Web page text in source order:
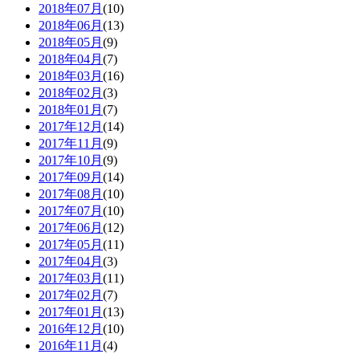
2018年07月 (10)
2018年06月 (13)
2018年05月 (9)
2018年04月 (7)
2018年03月 (16)
2018年02月 (3)
2018年01月 (7)
2017年12月 (14)
2017年11月 (9)
2017年10月 (9)
2017年09月 (14)
2017年08月 (10)
2017年07月 (10)
2017年06月 (12)
2017年05月 (11)
2017年04月 (3)
2017年03月 (11)
2017年02月 (7)
2017年01月 (13)
2016年12月 (10)
2016年11月 (4)